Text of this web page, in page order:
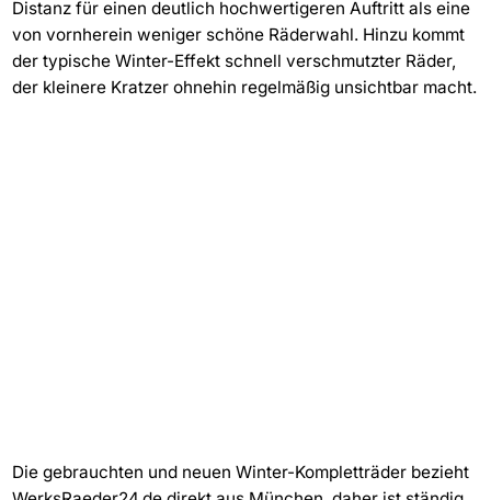
Distanz für einen deutlich hochwertigeren Auftritt als eine
von vornherein weniger schöne Räderwahl. Hinzu kommt
der typische Winter-Effekt schnell verschmutzter Räder,
der kleinere Kratzer ohnehin regelmäßig unsichtbar macht.
Die gebrauchten und neuen Winter-Kompletträder bezieht